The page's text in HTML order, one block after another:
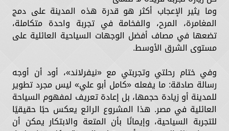
وما يثير الإعجاب أكثر هو قدرة هذه المدينة على دمج
المغامرة، المرح، والفخامة في تجربة واحدة متكاملة،
تضعها في مصاف أفضل الوجهات السياحية العائلية على
مستوى الشرق الأوسط.
وفي ختام رحلتي وتجربتي مع «نيفرلاند»، أود أن أوجه
رسالة صادقة: ما يفعله «كامل أبو علي» ليس مجرد تطوير
للمدينة أو زيادة حجمها، بل إعادة تعريف لمفهوم السياحة
العائلية في مصر. هذا المشروع الرائع يعكس حبًا حقيقيًا
للتجربة السياحية، وإيمانًا بأن المتعة والابتكار يمكن أن